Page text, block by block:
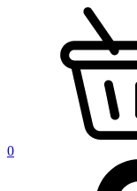
0